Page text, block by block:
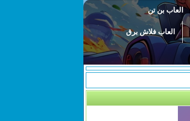
العاب بن تن
العاب فلاش برق